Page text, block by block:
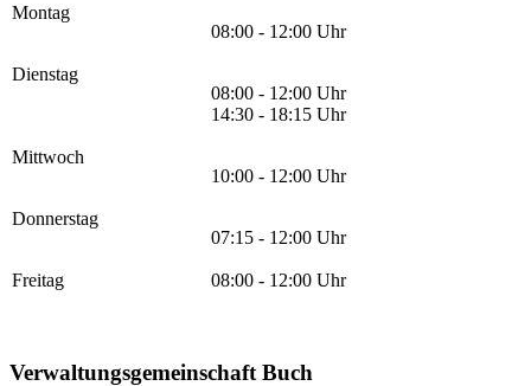
Montag
08:00 - 12:00 Uhr
Dienstag
08:00 - 12:00 Uhr
14:30 - 18:15 Uhr
Mittwoch
10:00 - 12:00 Uhr
Donnerstag
07:15 - 12:00 Uhr
Freitag 08:00 - 12:00 Uhr
Verwaltungsgemeinschaft Buch